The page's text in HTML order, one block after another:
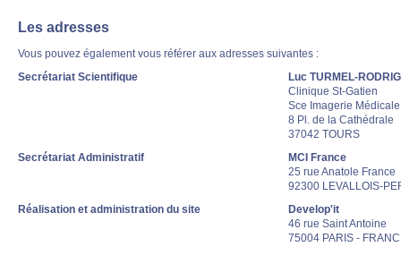
Les adresses
Vous pouvez également vous référer aux adresses suivantes :
Secrétariat Scientifique
Luc TURMEL-
Clinique St-Gatien
Sce Imagerie Médicale
8 Pl. de la Cathédrale
37042 TOURS
Secrétariat Administratif
MCI France
25 rue Anatole France
92300 LEVALLOIS-
Réalisation et administration du site
Develop'it
46 rue Saint Antoine
75004 PARIS -